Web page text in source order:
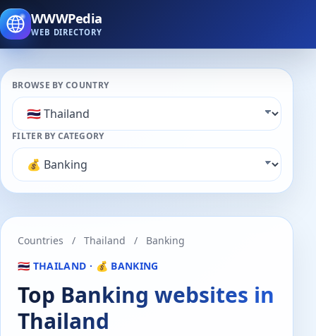
WWWPedia
WEB DIRECTORY
BROWSE BY COUNTRY
FILTER BY CATEGORY
Countries / Thailand /
Banking
🇹🇭 THAILAND · 💰 BANKING
Top Banking websites in
Thailand